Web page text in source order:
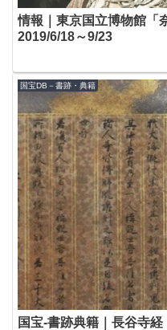
情報｜東京国立博物館「
2019/6/18～9/23
国宝DB－書跡・典籍
国宝-書跡典籍｜長谷寺